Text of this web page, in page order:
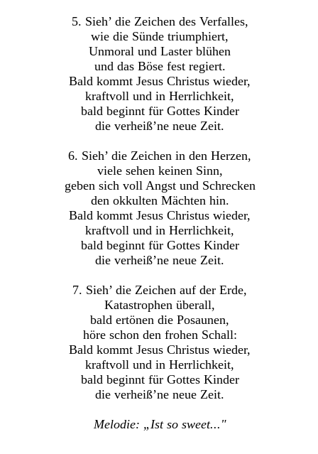
5. Sieh’ die Zeichen des Verfalles,
wie die Sünde triumphiert,
Unmoral und Laster blühen
und das Böse fest regiert.
Bald kommt Jesus Christus wieder,
kraftvoll und in Herrlichkeit,
bald beginnt für Gottes Kinder
die verheiß’ne neue Zeit.
6. Sieh’ die Zeichen in den Herzen,
viele sehen keinen Sinn,
geben sich voll Angst und Schrecken
den okkulten Mächten hin.
Bald kommt Jesus Christus wieder,
kraftvoll und in Herrlichkeit,
bald beginnt für Gottes Kinder
die verheiß’ne neue Zeit.
7. Sieh’ die Zeichen auf der Erde,
Katastrophen überall,
bald ertönen die Posaunen,
höre schon den frohen Schall:
Bald kommt Jesus Christus wieder,
kraftvoll und in Herrlichkeit,
bald beginnt für Gottes Kinder
die verheiß’ne neue Zeit.
Melodie: „Ist so sweet..."